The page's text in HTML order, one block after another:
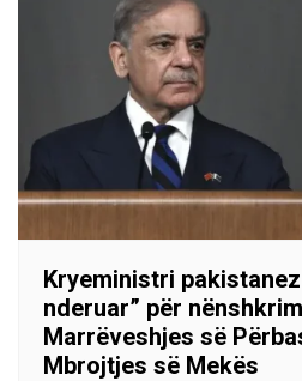
Kryeministri
nderuar” për
Marrëveshjes së
Mbrojtjes së Mekës